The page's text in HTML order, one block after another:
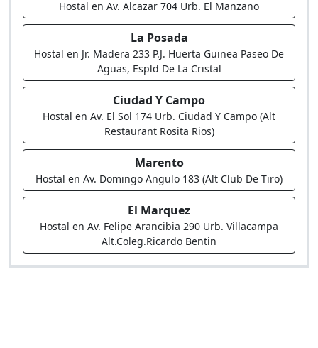
Hostal en Av. Alcazar 704 Urb. El Manzano
La Posada
Hostal en Jr. Madera 233 P.J. Huerta Guinea Paseo De
Aguas, Espld De La Cristal
Ciudad Y Campo
Hostal en Av. El Sol 174 Urb. Ciudad Y Campo (Alt
Restaurant Rosita Rios)
Marento
Hostal en Av. Domingo Angulo 183 (Alt Club De Tiro)
El Marquez
Hostal en Av. Felipe Arancibia 290 Urb. Villacampa
Alt.Coleg.Ricardo Bentin